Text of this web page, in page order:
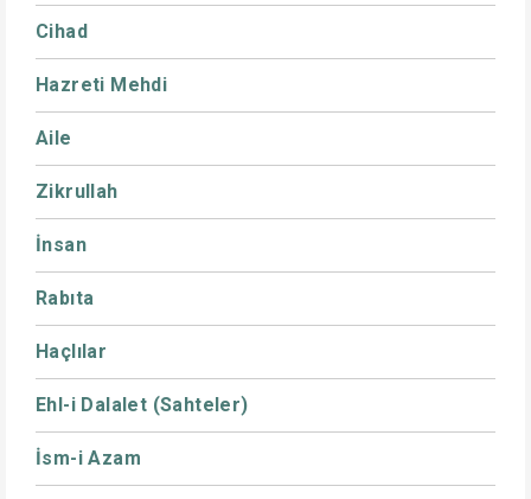
Cihad
Hazreti Mehdi
Aile
Zikrullah
İnsan
Rabıta
Haçlılar
Ehl-i Dalalet (Sahteler)
İsm-i Azam